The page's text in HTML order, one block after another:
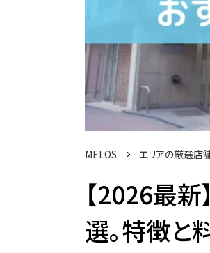
MELOS エリアの厳選店
【2026最
選。特徴と